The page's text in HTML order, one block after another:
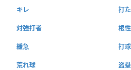
キレ 打
対強打者 根性
緩急 打
荒れ球 盗塁